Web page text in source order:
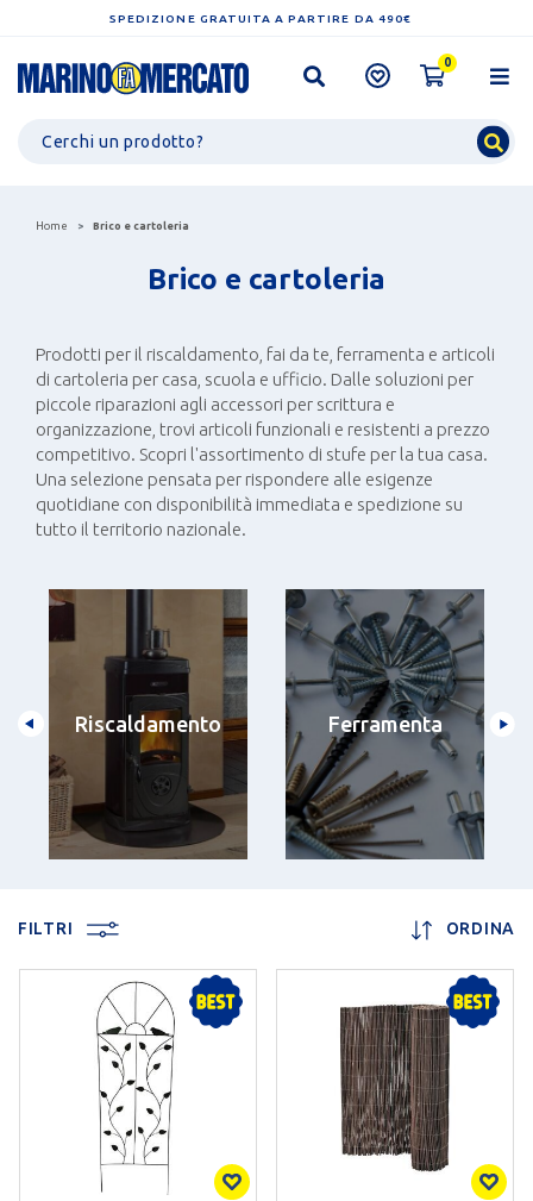
SPEDIZIONE GRATUITA A PARTIRE DA 490€
0
Home Brico e cartoleria
Brico e cartoleria
Prodotti per il riscaldamento, fai da te, ferramenta e articoli
di cartoleria per casa, scuola e ufficio. Dalle soluzioni per
piccole riparazioni agli accessori per scrittura e
organizzazione, trovi articoli funzionali e resistenti a prezzo
competitivo. Scopri l'assortimento di stufe per la tua casa.
Una selezione pensata per rispondere alle esigenze
quotidiane con disponibilità immediata e spedizione su
tutto il territorio nazionale.
Riscaldamento Ferramenta
FILTRI ORDINA